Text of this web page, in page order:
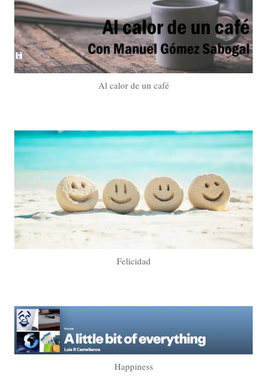
Al calor de un café
Felicidad
Happiness